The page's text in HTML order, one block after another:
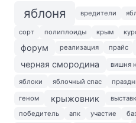
яблоня вредители
сорт полиплоиды крым
форум реализация прайс
черная смородина
вишня
яблоки яблочный спас
геном крыжовник
победитель
апк участие